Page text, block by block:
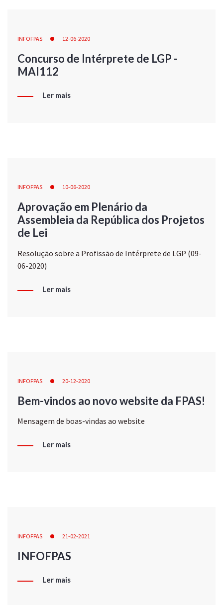
INFOFPAS 12-06-2020
Concurso de Intérprete de LGP -
MAI112
Ler mais
INFOFPAS 10-06-2020
Aprovação em Plenário da
Assembleia da República dos Projetos
de Lei
Resolução sobre a Profissão de Intérprete de LGP (09-
06-2020)
Ler mais
INFOFPAS 20-12-2020
Bem-vindos ao novo website da FPAS!
Mensagem de boas-vindas ao website
Ler mais
INFOFPAS 21-02-2021
INFOFPAS
Ler mais